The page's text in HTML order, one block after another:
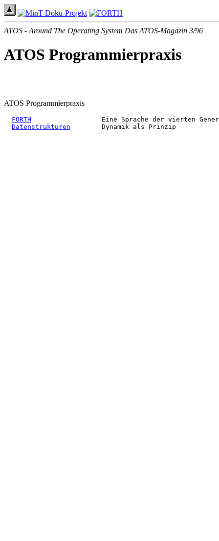
ATOS - Around The Operating System Das ATOS-Magazin 3/96
ATOS Programmierpraxis
ATOS Programmierpraxis
FORTH
Eine Sprache der vierten
Datenstrukturen